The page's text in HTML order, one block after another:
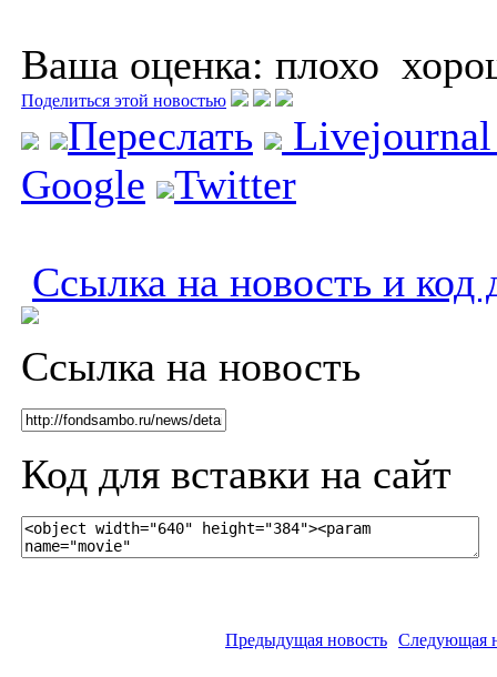
Ваша оценка: плохо
Поделиться этой новостью
Переслать
Google
Twitter
Ссылка на новость и код
Ссылка на новость
Код для вставки на сайт
Предыдущая новость Следующая